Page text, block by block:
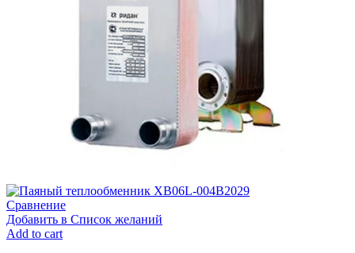
Сравнение
Добавить в Список желаний
Add to cart